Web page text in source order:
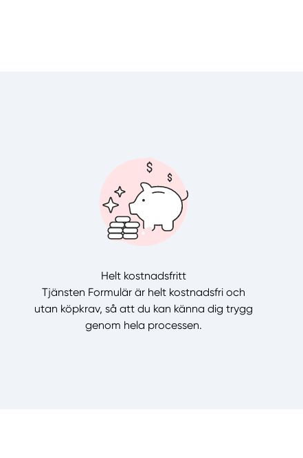
Helt kostnadsfritt
Tjänsten Formulär är helt kostnadsfri och
utan köpkrav, så att du kan känna dig trygg
genom hela processen.